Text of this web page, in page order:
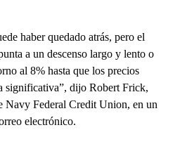
haber quedado atrás, pero el
a un descenso largo y lento o
al 8% hasta que los precios
significativa”, dijo Robert Frick,
Navy Federal Credit Union, en un
electrónico.